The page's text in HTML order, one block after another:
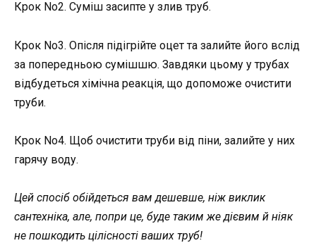
Крок No2. Суміш засипте у злив труб.
Крок No3. Опісля підігрійте оцет та залийте його вслід
за попередньою сумішшю. Завдяки цьому у трубах
відбудеться хімічна реакція, що допоможе очистити
труби.
Крок No4. Щоб очистити труби від піни, залийте у них
гарячу воду.
Цей спосіб обійдеться вам дешевше, ніж виклик
сантехніка, але, попри це, буде таким же дієвим й ніяк
не пошкодить цілісності ваших труб!